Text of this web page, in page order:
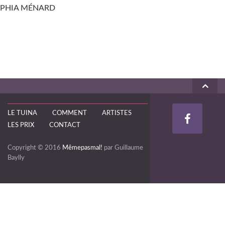
PHIA MÉNARD
LE TUINA COMMENT
ARTISTES
LES PRIX
CONTACT
Copyright © 2016 Mêmepasmal! par Guillaume
Baylly